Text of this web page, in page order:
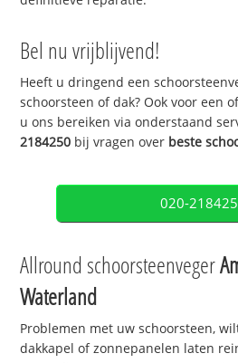
Bel nu vrijblijvend!
Heeft u dringend een
schoorsteen of dak? Ook voor een
u ons bereiken via onderstaand
2184250 bij vragen over beste
020-
Allround schoorsteenveger
Waterland
Problemen met uw schoorsteen,
dakkapel of zonnepanelen laten